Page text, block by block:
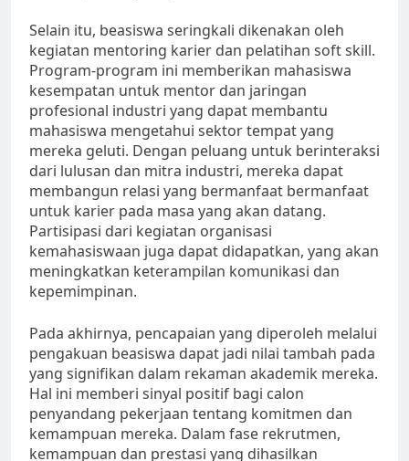
Selain itu, beasiswa seringkali dikenakan oleh
kegiatan mentoring karier dan pelatihan soft skill.
Program-program ini memberikan mahasiswa
kesempatan untuk mentor dan jaringan
profesional industri yang dapat membantu
mahasiswa mengetahui sektor tempat yang
mereka geluti. Dengan peluang untuk berinteraksi
dari lulusan dan mitra industri, mereka dapat
membangun relasi yang bermanfaat bermanfaat
untuk karier pada masa yang akan datang.
Partisipasi dari kegiatan organisasi
kemahasiswaan juga dapat didapatkan, yang akan
meningkatkan keterampilan komunikasi dan
kepemimpinan.
Pada akhirnya, pencapaian yang diperoleh melalui
pengakuan beasiswa dapat jadi nilai tambah pada
yang signifikan dalam rekaman akademik mereka.
Hal ini memberi sinyal positif bagi calon
penyandang pekerjaan tentang komitmen dan
kemampuan mereka. Dalam fase rekrutmen,
kemampuan dan prestasi yang dihasilkan